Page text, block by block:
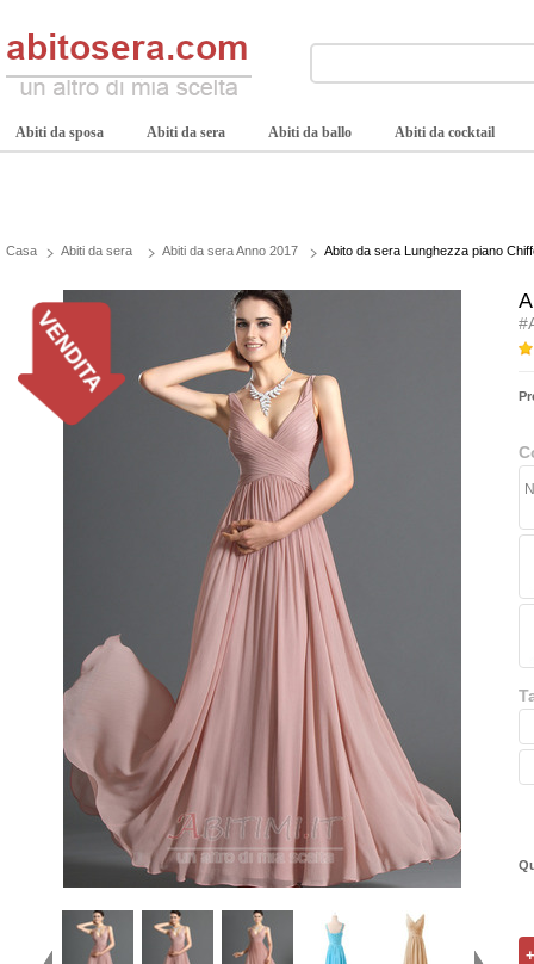
Abiti da sposa Abiti da sera Abiti da ballo Abiti da cocktail
Casa Abiti da sera Abiti da sera Anno 2017 Abito da sera Lunghezza piano